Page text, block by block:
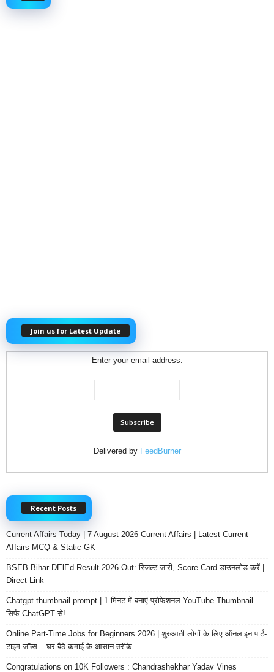
Join us for Latest Update
Enter your email address:
Delivered by FeedBurner
Recent Posts
Current Affairs Today | 7 August 2026 Current Affairs | Latest Current
Affairs MCQ & Static GK
BSEB Bihar DElEd Result 2026 Out: रिजल्ट जारी, Score Card डाउनलोड करें |
Direct Link
Chatgpt thumbnail prompt | 1 मिनट में बनाएं प्रोफेशनल YouTube Thumbnail –
सिर्फ ChatGPT से!
Online Part-Time Jobs for Beginners 2026 | शुरुआती लोगों के लिए ऑनलाइन पार्ट-
टाइम जॉब्स – घर बैठे कमाई के आसान तरीके
Congratulations on 10K Followers : Chandrashekhar Yadav Vines